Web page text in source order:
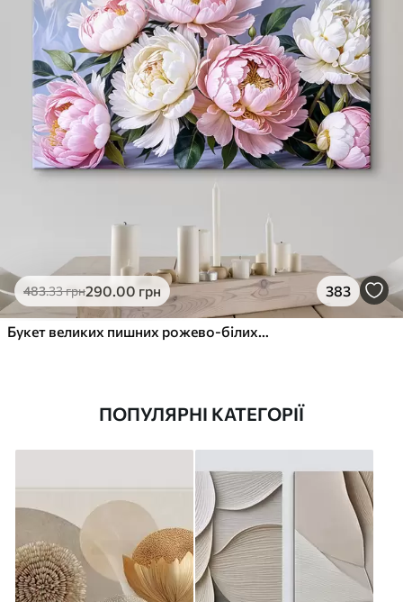
483.33грн290.00 грн 383
Букет великих пишних рожево-білих квітів півонії із зеленим листям на м’якому розмитому фоні
ПОПУЛЯРНІ КАТЕГОРІЇ